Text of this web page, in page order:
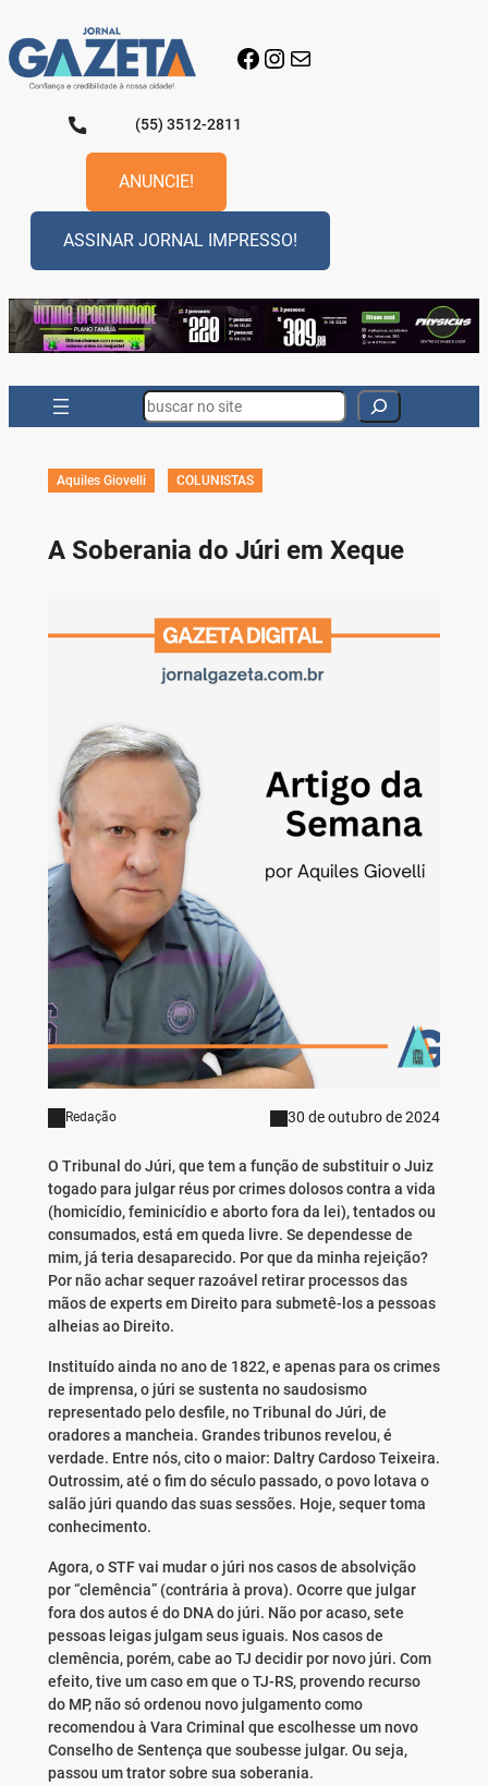
para
o
conteúdo
Facebook
Instagram
E-mail
(55) 3512-2811
ANUNCIE!
ASSINAR JORNAL IMPRESSO!
Search
Aquiles Giovelli COLUNISTAS
A Soberania do Júri em Xeque
Redação 30 de outubro de 2024
O Tribunal do Júri, que tem a função de substituir o Juiz
togado para julgar réus por crimes dolosos contra a vida
(homicídio, feminicídio e aborto fora da lei), tentados ou
consumados, está em queda livre. Se dependesse de
mim, já teria desaparecido. Por que da minha rejeição?
Por não achar sequer razoável retirar processos das
mãos de experts em Direito para submetê-los a pessoas
alheias ao Direito.
Instituído ainda no ano de 1822, e apenas para os crimes
de imprensa, o júri se sustenta no saudosismo
representado pelo desfile, no Tribunal do Júri, de
oradores a mancheia. Grandes tribunos revelou, é
verdade. Entre nós, cito o maior: Daltry Cardoso Teixeira.
Outrossim, até o fim do século passado, o povo lotava o
salão júri quando das suas sessões. Hoje, sequer toma
conhecimento.
Agora, o STF vai mudar o júri nos casos de absolvição
por “clemência” (contrária à prova). Ocorre que julgar
fora dos autos é do DNA do júri. Não por acaso, sete
pessoas leigas julgam seus iguais. Nos casos de
clemência, porém, cabe ao TJ decidir por novo júri. Com
efeito, tive um caso em que o TJ-RS, provendo recurso
do MP, não só ordenou novo julgamento como
recomendou à Vara Criminal que escolhesse um novo
Conselho de Sentença que soubesse julgar. Ou seja,
passou um trator sobre sua soberania.